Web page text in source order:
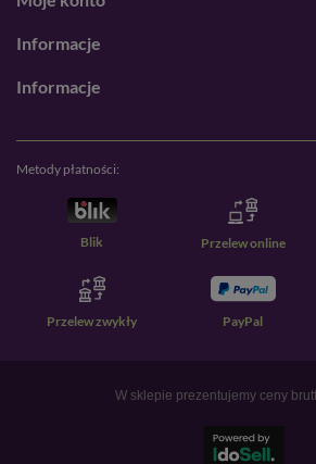
Informacje
Informacje
Metody płatności:
Blik Przelew online
Przelew zwykły PayPal
W sklepie prezentujemy ceny